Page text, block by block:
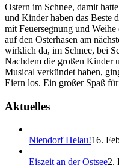
Ostern im Schnee, damit
und Kinder haben das Beste
mit Feuersegnung und
auf den Osterhasen am
wirklich da, im Schnee, bei
Nachdem die großen Kinder
Musical verkündet haben,
Eiern los. Ein großer Spaß
Aktuelles
Niendorf Helau!16.
Eiszeit an der Ostsee2.